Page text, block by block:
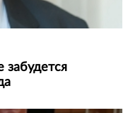
забудется